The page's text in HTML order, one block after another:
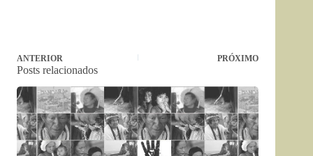
ANTERIOR PRÓXIMO
Posts relacionados